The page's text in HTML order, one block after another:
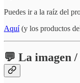
Puedes ir a la raíz del
Aquí(y los productos
💬 La imagen